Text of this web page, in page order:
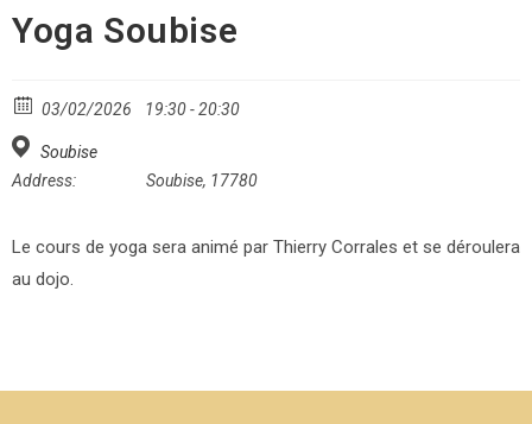
Yoga Soubise
03/02/2026 19:30 - 20:30
Soubise
Address:
Soubise, 17780
Le cours de yoga sera animé par Thierry Corrales et se déroulera
au dojo.